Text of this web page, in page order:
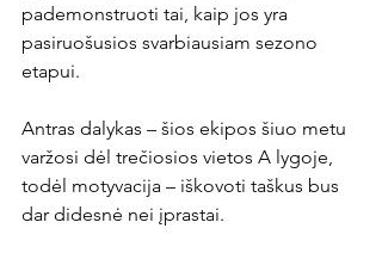
pademonstruoti tai, kaip jos yra
pasiruošusios svarbiausiam sezono
etapui.
Antras dalykas – šios ekipos šiuo metu
varžosi dėl trečiosios vietos A lygoje,
todėl motyvacija – iškovoti taškus bus
dar didesnė nei įprastai.